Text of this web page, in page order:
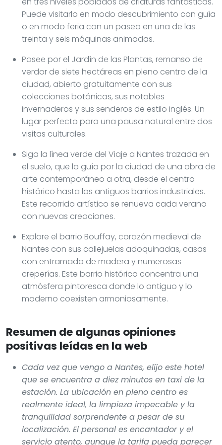
Puede visitarlo en modo descubrimiento con guía
o en modo feria con un paseo en una de las
treinta y seis máquinas animadas.
Pasee por el Jardín de las Plantas, remanso de
verdor de siete hectáreas en pleno centro de la
ciudad, abierto gratuitamente con sus
colecciones botánicas, sus notables
invernaderos y sus senderos de estilo inglés. Un
lugar perfecto para una pausa natural entre dos
visitas culturales.
Siga la línea verde del Viaje a Nantes trazada en
el suelo, que lo guía por la ciudad de una obra de
arte contemporáneo a otra, desde el centro
histórico hasta los antiguos barrios industriales.
Este recorrido artístico se renueva cada verano
con nuevas creaciones.
Explore el barrio Bouffay, corazón medieval de
Nantes con sus callejuelas adoquinadas, casas
con entramado de madera y numerosas
creperías. Este barrio histórico concentra una
atmósfera pintoresca donde lo antiguo y lo
moderno coexisten armoniosamente.
Resumen de algunas opiniones
positivas leídas en la web
Cada vez que vengo a Nantes, elijo este hotel
que se encuentra a diez minutos en taxi de la
estación. La ubicación en pleno centro es
realmente ideal, la limpieza impecable y la
tranquilidad sorprendente a pesar de su
localización. El personal es encantador y el
servicio atento, aunque la tarifa pueda parecer